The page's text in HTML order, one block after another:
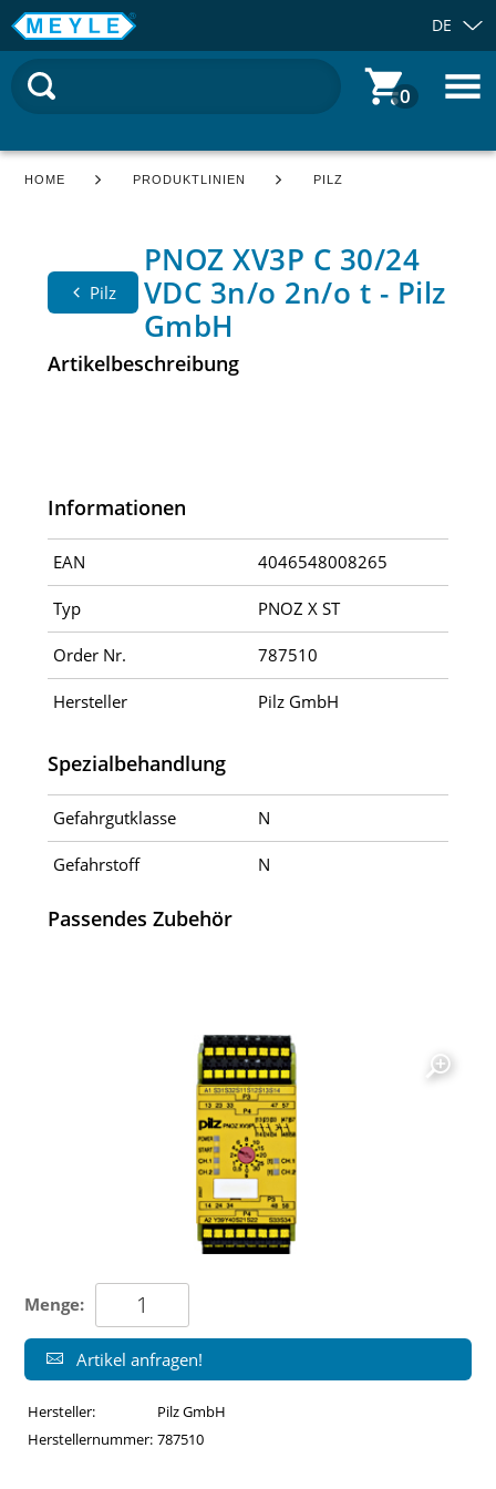
DE
0
HOME PRODUKTLINIEN PILZ
Pilz
PNOZ XV3P C 30/24
VDC 3n/o 2n/o t - Pilz
GmbH
Artikelbeschreibung
Informationen
EAN 4046548008265
Typ PNOZ X ST
Order Nr. 787510
Hersteller Pilz GmbH
Spezialbehandlung
Gefahrgutklasse N
Gefahrstoff N
Passendes Zubehör
Menge:
Artikel anfragen!
Hersteller:
Pilz GmbH
Herstellernummer: 787510